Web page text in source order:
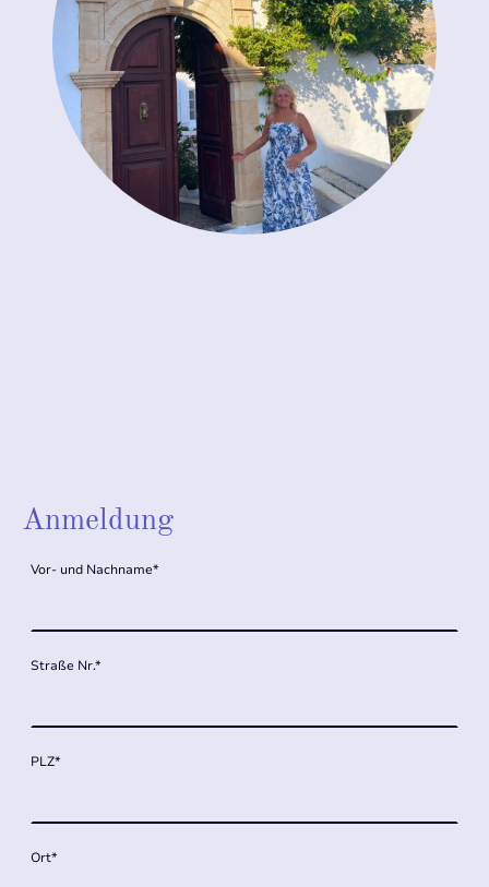
Vor- und Nachname*
Straße Nr.*
PLZ*
Ort*
Anmeldung